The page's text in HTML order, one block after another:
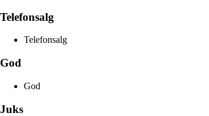
Telefonsalg
Telefonsalg
God
God
Juks